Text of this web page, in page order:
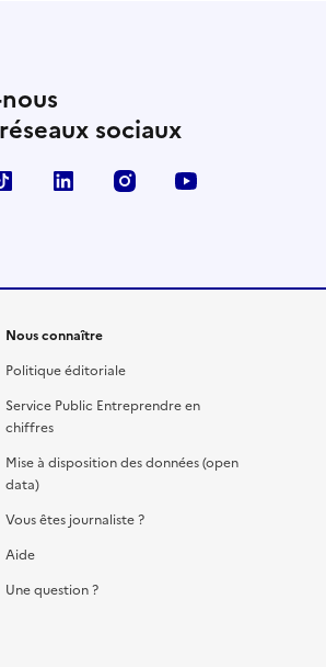
sociaux
TikTok Linkedin Instagram
Nous connaître
Politique éditoriale
Service Public Entreprendre en
chiffres
Mise à disposition des données (open
data)
Vous êtes journaliste ?
Aide
Une question ?